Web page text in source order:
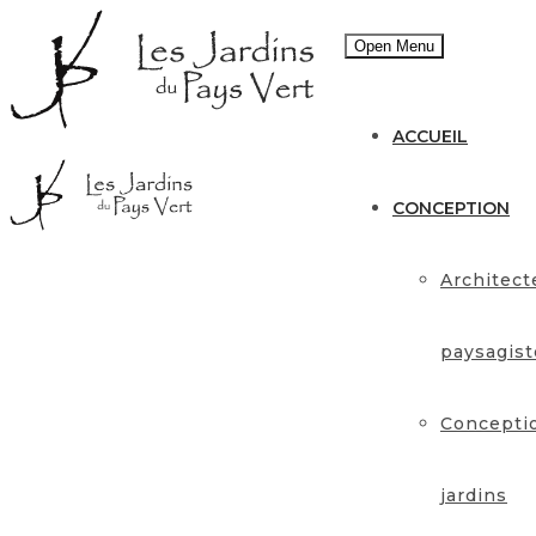
Open Menu
ACCUEIL
CONCEPTION
jardins